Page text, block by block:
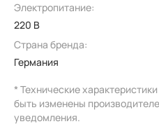
Электропитание:
220 В
Страна бренда:
Германия
* Технические
быть изменены
уведомления.